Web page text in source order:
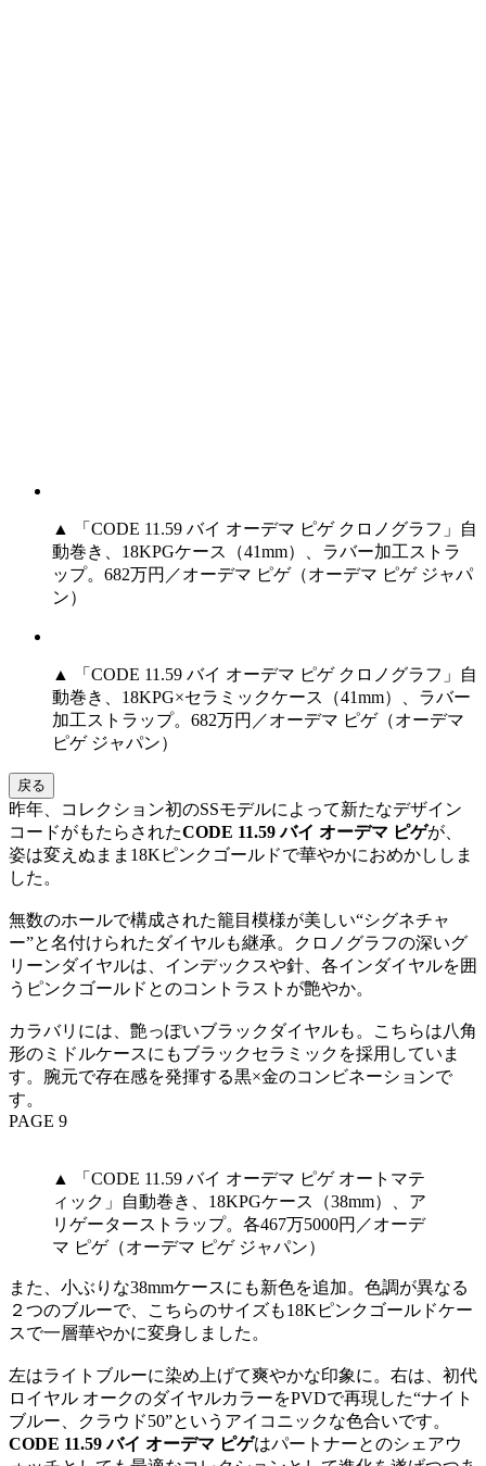
▲ 「CODE 11.59 バイ オーデマ ピゲ クロノグラフ」自
動巻き、18KPGケース（41mm）、ラバー加工ストラ
ップ。682万円／オーデマ ピゲ（オーデマ ピゲ ジャパ
ン）
▲ 「CODE 11.59 バイ オーデマ ピゲ クロノグラフ」自
動巻き、18KPG×セラミックケース（41mm）、ラバー
加工ストラップ。682万円／オーデマ ピゲ（オーデマ
ピゲ ジャパン）
戻る
昨年、コレクション初のSSモデルによって新たなデザイン
コードがもたらされたCODE 11.59 バイ オーデマ ピゲが、
姿は変えぬまま18Kピンクゴールドで華やかにおめかししま
した。
無数のホールで構成された籠目模様が美しい“シグネチャ
ー”と名付けられたダイヤルも継承。クロノグラフの深いグ
リーンダイヤルは、インデックスや針、各インダイヤルを囲
うピンクゴールドとのコントラストが艶やか。
カラバリには、艶っぽいブラックダイヤルも。こちらは八角
形のミドルケースにもブラックセラミックを採用していま
す。腕元で存在感を発揮する黒×金のコンビネーションで
す。
PAGE 9
▲ 「CODE 11.59 バイ オーデマ ピゲ オートマテ
ィック」自動巻き、18KPGケース（38mm）、ア
リゲーターストラップ。各467万5000円／オーデ
マ ピゲ（オーデマ ピゲ ジャパン）
また、小ぶりな38mmケースにも新色を追加。色調が異なる
２つのブルーで、こちらのサイズも18Kピンクゴールドケー
スで一層華やかに変身しました。
左はライトブルーに染め上げて爽やかな印象に。右は、初代
ロイヤル オークのダイヤルカラーをPVDで再現した“ナイト
ブルー、クラウド50”というアイコニックな色合いです。
CODE 11.59 バイ オーデマ ピゲはパートナーとのシェアウ